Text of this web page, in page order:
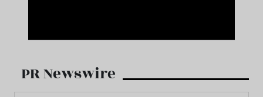
PR Newswire